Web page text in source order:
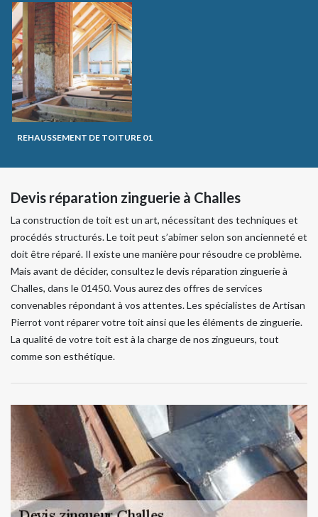
REHAUSSEMENT DE TOITURE 01
Devis réparation zinguerie à Challes
La construction de toit est un art, nécessitant des techniques et
procédés structurés. Le toit peut s’abimer selon son ancienneté et
doit être réparé. Il existe une manière pour résoudre ce problème.
Mais avant de décider, consultez le devis réparation zinguerie à
Challes, dans le 01450. Vous aurez des offres de services
convenables répondant à vos attentes. Les spécialistes de Artisan
Pierrot vont réparer votre toit ainsi que les éléments de zinguerie.
La qualité de votre toit est à la charge de nos zingueurs, tout
comme son esthétique.